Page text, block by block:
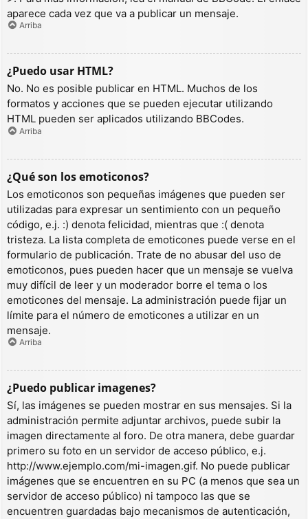
aparece cada vez que va a publicar un mensaje.
Arriba
¿Puedo usar HTML?
No. No es posible publicar en HTML. Muchos de los
formatos y acciones que se pueden ejecutar utilizando
HTML pueden ser aplicados utilizando BBCodes.
Arriba
¿Qué son los emoticonos?
Los emoticonos son pequeñas imágenes que pueden ser
utilizadas para expresar un sentimiento con un pequeño
código, e.j. :) denota felicidad, mientras que :( denota
tristeza. La lista completa de emoticones puede verse en el
formulario de publicación. Trate de no abusar del uso de
emoticonos, pues pueden hacer que un mensaje se vuelva
muy difícil de leer y un moderador borre el tema o los
emoticones del mensaje. La administración puede fijar un
límite para el número de emoticones a utilizar en un
mensaje.
Arriba
¿Puedo publicar imagenes?
Sí, las imágenes se pueden mostrar en sus mensajes. Si la
administración permite adjuntar archivos, puede subir la
imagen directamente al foro. De otra manera, debe guardar
primero su foto en un servidor de acceso público, e.j.
http://www.ejemplo.com/mi-imagen.gif. No puede publicar
imágenes que se encuentren en su PC (a menos que sea un
servidor de acceso público) ni tampoco las que se
encuentren guardadas bajo mecanismos de autenticación,